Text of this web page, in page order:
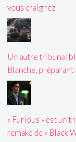
vous craignez
Un autre tribunal
Blanche, préparant
« Furious » est un
remake de « Black